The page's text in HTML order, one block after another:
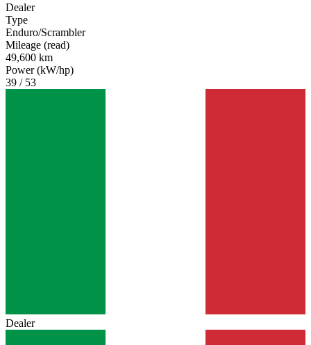
Dealer
Type
Enduro/Scrambler
Mileage (read)
49,600 km
Power (kW/hp)
39 / 53
Dealer